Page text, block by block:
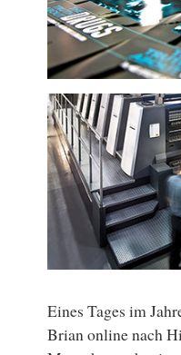
Eines Tages im
Brian online nach